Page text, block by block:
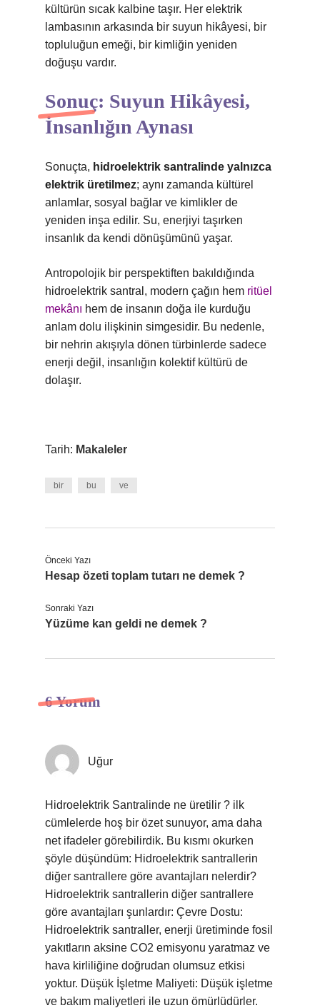
kültürün sıcak kalbine taşır. Her elektrik
lambasının arkasında bir suyun hikâyesi, bir
topluluğun emeği, bir kimliğin yeniden
doğuşu vardır.
Sonuç: Suyun Hikâyesi,
İnsanlığın Aynası
Sonuçta, hidroelektrik santralinde yalnızca
elektrik üretilmez; aynı zamanda kültürel
anlamlar, sosyal bağlar ve kimlikler de
yeniden inşa edilir. Su, enerjiyi taşırken
insanlık da kendi dönüşümünü yaşar.
Antropolojik bir perspektiften bakıldığında
hidroelektrik santral, modern çağın hem ritüel
mekânı hem de insanın doğa ile kurduğu
anlam dolu ilişkinin simgesidir. Bu nedenle,
bir nehrin akışıyla dönen türbinlerde sadece
enerji değil, insanlığın kolektif kültürü de
dolaşır.
Tarih: Makaleler
bir bu ve
Önceki Yazı
Hesap özeti toplam tutarı ne demek ?
Sonraki Yazı
Yüzüme kan geldi ne demek ?
6 Yorum
Uğur
Hidroelektrik Santralinde ne üretilir ? ilk
cümlelerde hoş bir özet sunuyor, ama daha
net ifadeler görebilirdik. Bu kısmı okurken
şöyle düşündüm: Hidroelektrik santrallerin
diğer santrallere göre avantajları nelerdir?
Hidroelektrik santrallerin diğer santrallere
göre avantajları şunlardır: Çevre Dostu:
Hidroelektrik santraller, enerji üretiminde fosil
yakıtların aksine CO2 emisyonu yaratmaz ve
hava kirliliğine doğrudan olumsuz etkisi
yoktur. Düşük İşletme Maliyeti: Düşük işletme
ve bakım maliyetleri ile uzun ömürlüdürler.